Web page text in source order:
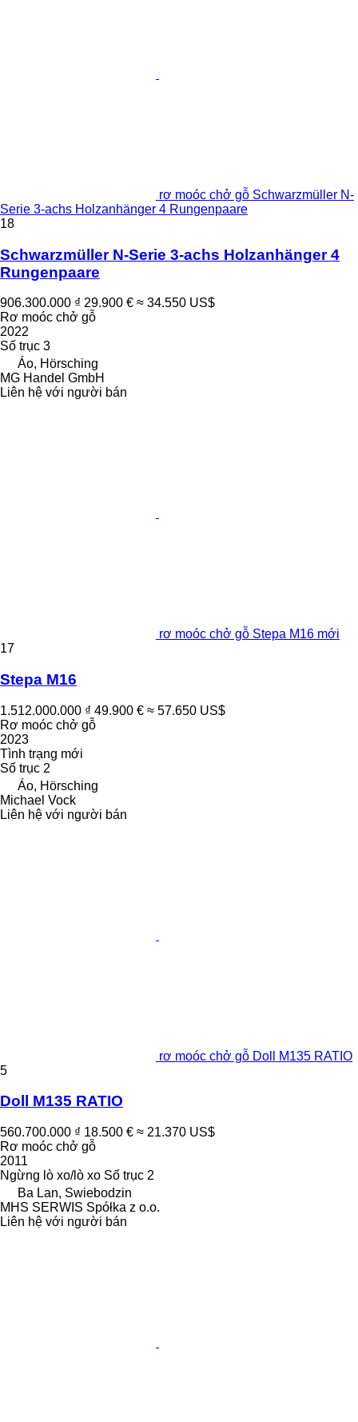
rơ moóc chở gỗ Schwarzmüller N-
Serie 3-achs Holzanhänger 4 Rungenpaare
18
Schwarzmüller N-Serie 3-achs Holzanhänger 4
Rungenpaare
906.300.000 ₫ 29.900 € ≈ 34.550 US$
Rơ moóc chở gỗ
2022
Số trục 3
Áo, Hörsching
MG Handel GmbH
Liên hệ với người bán
rơ moóc chở gỗ Stepa M16 mới
17
Stepa M16
1.512.000.000 ₫ 49.900 € ≈ 57.650 US$
Rơ moóc chở gỗ
2023
Tình trạng mới
Số trục 2
Áo, Hörsching
Michael Vock
Liên hệ với người bán
rơ moóc chở gỗ Doll M135 RATIO
5
Doll M135 RATIO
560.700.000 ₫ 18.500 € ≈ 21.370 US$
Rơ moóc chở gỗ
2011
Ngừng lò xo/lò xo Số trục 2
Ba Lan, Swiebodzin
MHS SERWIS Spółka z o.o.
Liên hệ với người bán